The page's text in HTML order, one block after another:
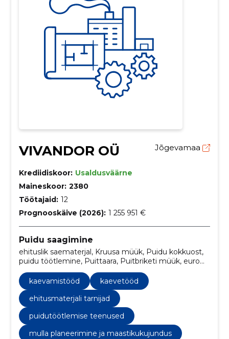
VIVANDOR OÜ Jõgevamaa
Krediidiskoor: Usaldusväärne
Maineskoor: 2380
Töötajaid: 12
Prognooskäive (2026): 1 255 951 €
Puidu saagimine
ehituslik saematerjal, Kruusa müük, Puidu kokkuost,
puidu töötlemine, Puittaara, Puitbriketi müük, euro
kaubaalused, Kaevamistööd, Kännujuurimine,
Pinnase planeerimine
kaevamistööd
kaevetööd
ehitusmaterjali tarnijad
puidutöötlemise teenused
mulla planeerimine ja maastikukujundus